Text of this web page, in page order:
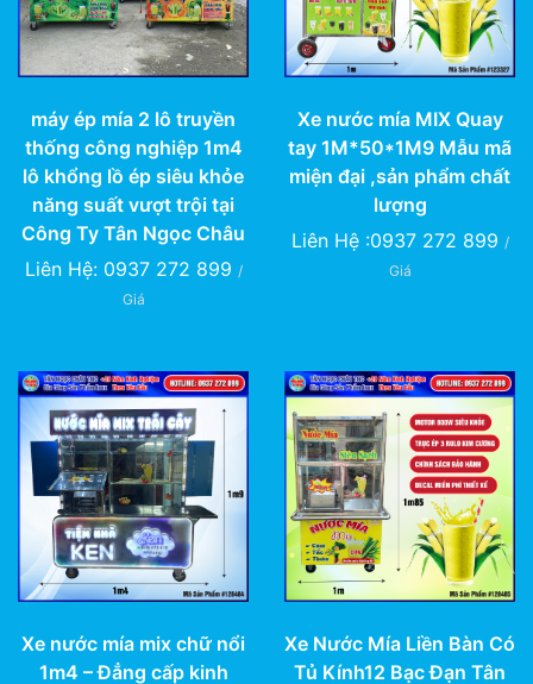
máy ép mía 2 lô truyền
thống công nghiệp 1m4
lô khổng lồ ép siêu khỏe
năng suất vượt trội tại
Công Ty Tân Ngọc Châu
Liên Hệ: 0937 272 899 /
Giá
Xe nước mía MIX Quay
tay 1M*50*1M9 Mẫu mã
miện đại ,sản phẩm chất
lượng
Liên Hệ :0937 272 899 /
Giá
Xe nước mía mix chữ nổi
1m4 – Đẳng cấp kinh
Xe Nước Mía Liền Bàn Có
Tủ Kính12 Bạc Đạn Tân